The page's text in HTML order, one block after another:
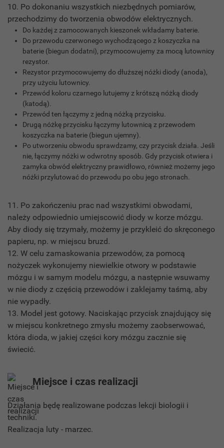
10. Po dokonaniu wszystkich niezbędnych pomiarów,
przechodzimy do tworzenia obwodów elektrycznych.
Do każdej z zamocowanych kieszonek wkładamy baterie.
Do przewodu czerwonego wychodzącego z koszyczka na
baterie (biegun dodatni), przymocowujemy za mocą lutownicy
rezystor.
Rezystor przymocowujemy do dłuższej nóżki diody (anoda),
przy użyciu lutownicy.
Przewód koloru czarnego lutujemy z krótszą nóżką diody
(katodą).
Przewód ten łączymy z jedną nóżką przycisku.
Drugą nóżkę przycisku łączymy lutownicą z przewodem
koszyczka na baterie (biegun ujemny).
Po utworzeniu obwodu sprawdzamy, czy przycisk działa. Jeśli
nie, łączymy nóżki w odwrotny sposób. Gdy przycisk otwiera i
zamyka obwód elektryczny prawidłowo, również możemy jego
nóżki przylutować do przewodu po obu jego stronach.
11. Po zakończeniu prac nad wszystkimi obwodami,
należy odpowiednio umiejscowić diody w korze mózgu.
Aby diody się trzymały, możemy je przykleić do skręconego
papieru, np. w miejscu bruzd.
12. W celu zamaskowania przewodów, za pomocą
nożyczek wykonujemy niewielkie otwory w podstawie
mózgu i w samym modelu mózgu, a następnie wsuwamy
w nie diody z częścią przewodów i zaklejamy taśmą, aby
nie wypadły.
13. Model jest gotowy. Naciskając przycisk znajdujący się
w miejscu konkretnego zmysłu możemy zaobserwować,
która dioda, w jakiej części kory mózgu zacznie się
świecić.
Miejsce i czas realizacji
Działania będę realizowane podczas lekcji biologii i
techniki.
Realizacja luty - marzec.